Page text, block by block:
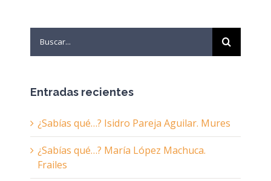
for:
Entradas recientes
¿Sabías qué…? Isidro Pareja Aguilar. Mures
¿Sabías qué…? María López Machuca.
Frailes